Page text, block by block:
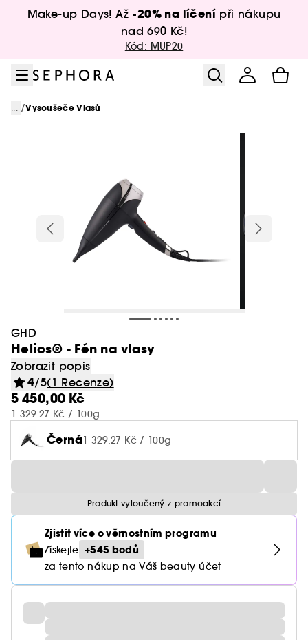
Přejít na hlavní obsah
Make-up Days! Až -20% na líčení při nákupu
nad 690 Kč!
Kód: MUP20
... /Vysoušeče Vlasů
GHD
Helios® - Fén na vlasy
Zobrazit popis
4/5(1 Recenze)
5 450,00 Kč
1 329.27 Kč / 100g
Černá1 329.27 Kč / 100g
Produkt vyloučený z promoakcí
Zjistit více o věrnostním programu
Získejte +545 bodů
za tento nákup na Váš beauty účet